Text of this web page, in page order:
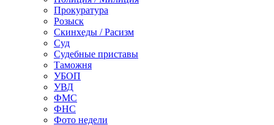
Прокуратура
Розыск
Скинхеды / Расизм
Суд
Судебные приставы
Таможня
УБОП
УВД
ФМС
ФНС
Фото недели